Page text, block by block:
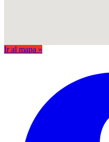
Ir al mapa »